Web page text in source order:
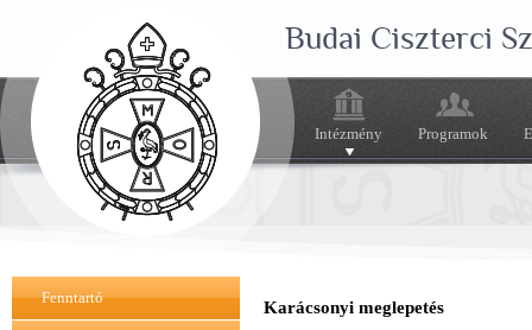
Budai Ciszterci
Intézmény Programok
Fenntartó
Karácsonyi meglepetés